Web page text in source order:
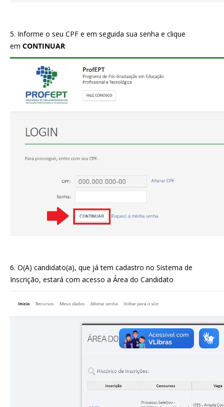
5. Informe o seu CPF e em seguida sua senha e clique
em CONTINUAR
6. O(A) candidato(a), que já tem cadastro no Sistema de
Inscrição, estará com acesso a Área do Candidato